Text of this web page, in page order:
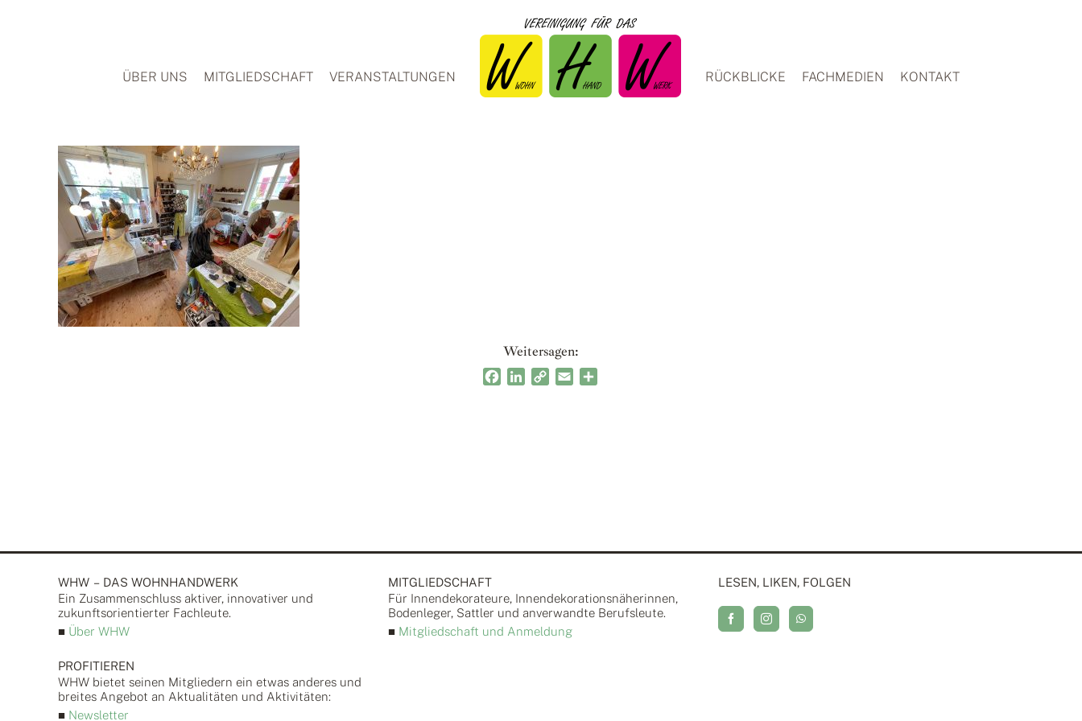
ÜBER UNS MITGLIEDSCHAFT VERANSTALTUNGEN RÜCKBLICKE FACHMEDIEN KONTAKT
Weitersagen:
Facebook
LinkedIn
Copy
Email
WHW – DAS WOHNHANDWERK
Ein Zusammen­schluss aktiver, inno­vativer und
zukunfts­orientierter Fach­leute.
■ Über WHW
PROFITIEREN
WHW bietet seinen Mitgliedern ein etwas anderes und
breites Angebot an Aktualitäten und Aktivitäten:
■ Newsletter
MITGLIEDSCHAFT
Für Innendekorateure, Innendekorationsnäherinnen,
Bodenleger, Sattler und anverwandte Berufsleute.
■ Mitgliedschaft und Anmeldung
LESEN, LIKEN, FOLGEN